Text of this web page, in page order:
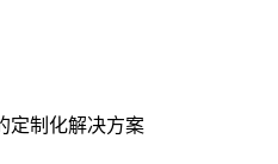
定制化解决方案